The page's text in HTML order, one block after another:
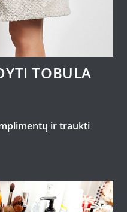
TOBULA
ir traukti